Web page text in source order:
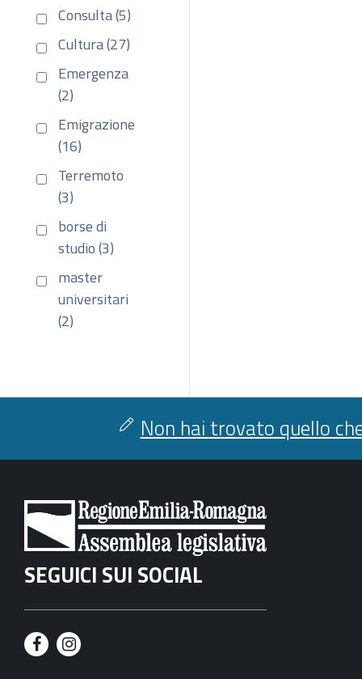
Consulta (5)
Cultura (27)
Emergenza
(2)
Emigrazione
(16)
Terremoto
(3)
borse di
studio (3)
master
universitari
(2)
Non hai trovato quello
SEGUICI SUI SOCIAL
F
I